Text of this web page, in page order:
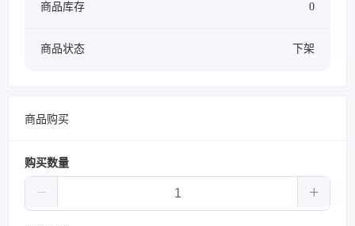
商品库存 0
商品状态 下架
商品购买
购买数量